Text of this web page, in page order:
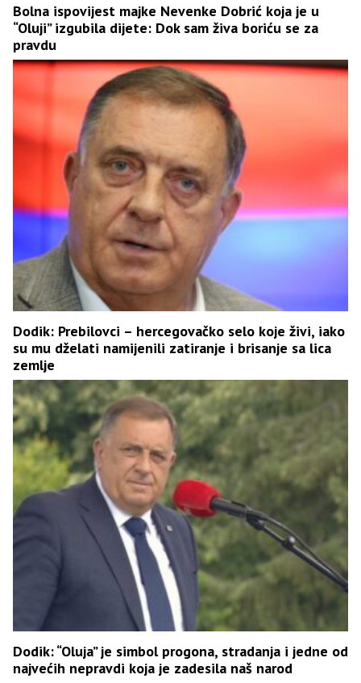
Bolna ispovijest majke Nevenke Dobrić koja je u
“Oluji” izgubila dijete: Dok sam živa boriću se za
pravdu
Dodik: Prebilovci – hercegovačko selo koje živi, iako
su mu dželati namijenili zatiranje i brisanje sa lica
zemlje
Dodik: “Oluja” je simbol progona, stradanja i jedne od
najvećih nepravdi koja je zadesila naš narod